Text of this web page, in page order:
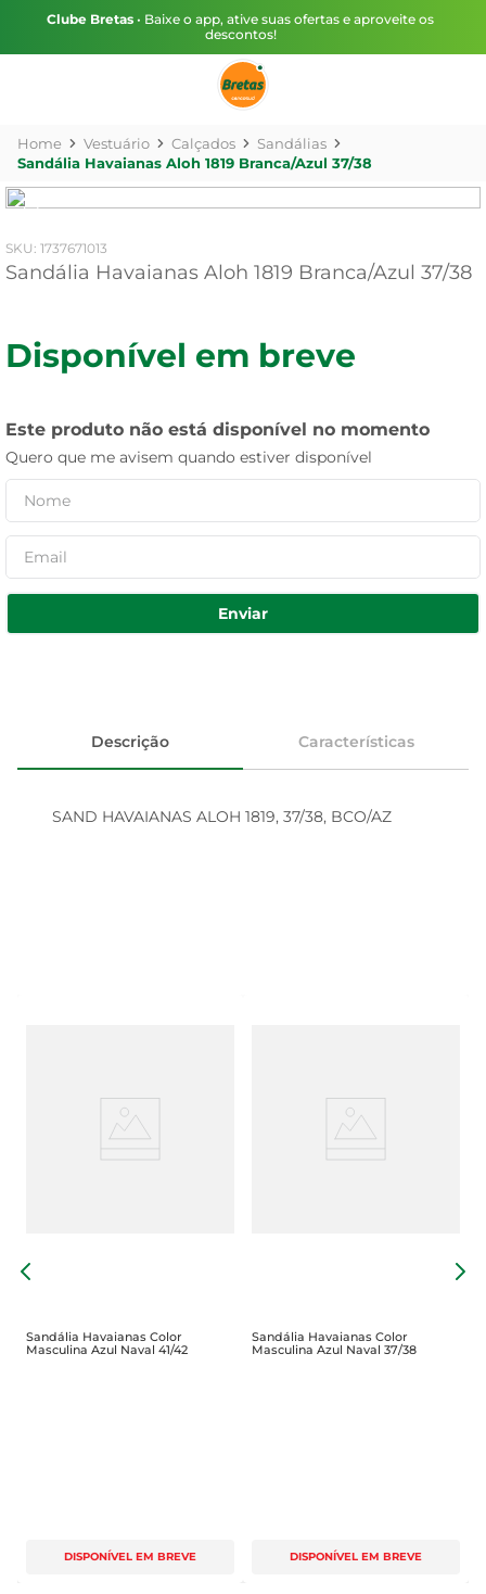
Clube Bretas • Baixe o app, ative suas ofertas e aproveite os
descontos!
Vestuário Calçados
Sandálias
Sandália Havaianas Aloh 1819 Branca/Azul 37/38
: 1737671013
Sandália Havaianas Aloh 1819 Branca/Azul 37/38
Disponível em breve
Este produto não está disponível no momento
Quero que me avisem quando estiver disponível
Enviar
Descrição Características
SAND HAVAIANAS ALOH 1819, 37/38, BCO/AZ
Sandália Havaianas Color
Masculina Azul Naval 41/42
DISPONÍVEL EM BREVE
Sandália Havaianas Color
Masculina Azul Naval 37/38
DISPONÍVEL EM BREVE